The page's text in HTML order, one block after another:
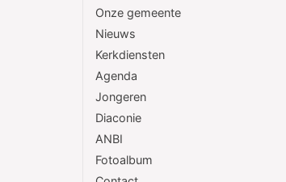
Onze gemeente
Nieuws
Kerkdiensten
Agenda
Jongeren
Diaconie
ANBI
Fotoalbum